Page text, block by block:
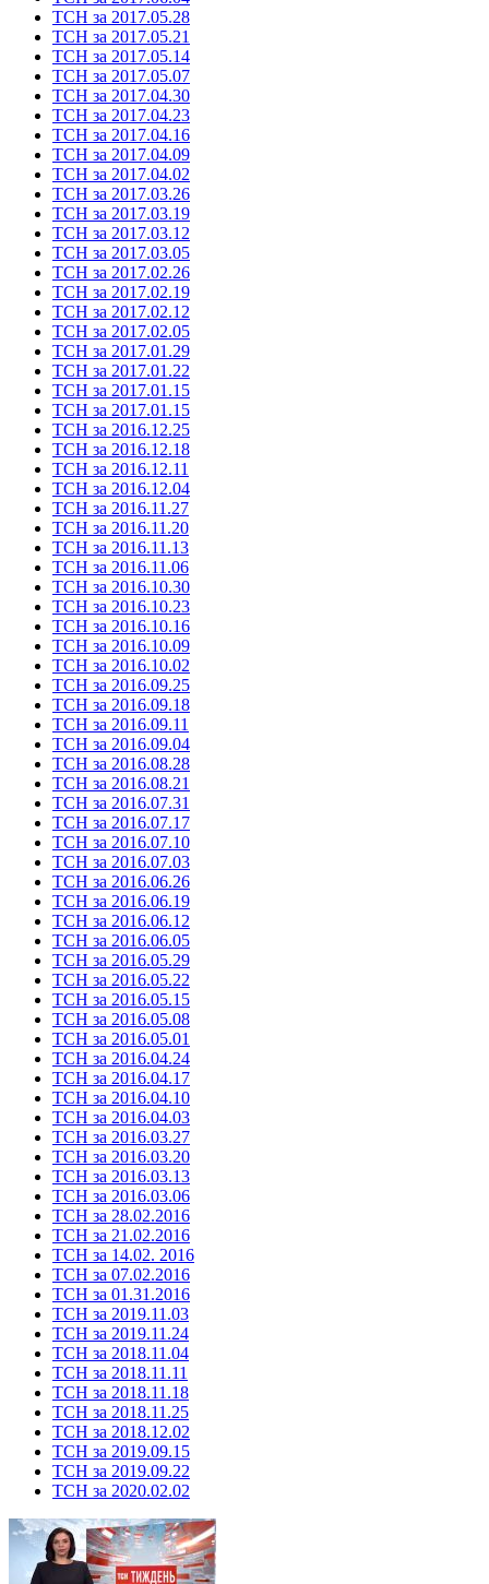
ТСН за 2017.05.28
ТСН за 2017.05.21
ТСН за 2017.05.14
ТСН за 2017.05.07
ТСН за 2017.04.30
ТСН за 2017.04.23
ТСН за 2017.04.16
ТСН за 2017.04.09
ТСН за 2017.04.02
ТСН за 2017.03.26
ТСН за 2017.03.19
ТСН за 2017.03.12
ТСН за 2017.03.05
ТСН за 2017.02.26
ТСН за 2017.02.19
ТСН за 2017.02.12
ТСН за 2017.02.05
ТСН за 2017.01.29
ТСН за 2017.01.22
ТСН за 2017.01.15
ТСН за 2017.01.15
ТСН за 2016.12.25
ТСН за 2016.12.18
ТСН за 2016.12.11
ТСН за 2016.12.04
ТСН за 2016.11.27
ТСН за 2016.11.20
ТСН за 2016.11.13
ТСН за 2016.11.06
ТСН за 2016.10.30
ТСН за 2016.10.23
ТСН за 2016.10.16
ТСН за 2016.10.09
ТСН за 2016.10.02
ТСН за 2016.09.25
ТСН за 2016.09.18
ТСН за 2016.09.11
ТСН за 2016.09.04
ТСН за 2016.08.28
ТСН за 2016.08.21
ТСН за 2016.07.31
ТСН за 2016.07.17
ТСН за 2016.07.10
ТСН за 2016.07.03
ТСН за 2016.06.26
ТСН за 2016.06.19
ТСН за 2016.06.12
ТСН за 2016.06.05
ТСН за 2016.05.29
ТСН за 2016.05.22
ТСН за 2016.05.15
ТСН за 2016.05.08
ТСН за 2016.05.01
ТСН за 2016.04.24
ТСН за 2016.04.17
ТСН за 2016.04.10
ТСН за 2016.04.03
ТСН за 2016.03.27
ТСН за 2016.03.20
ТСН за 2016.03.13
ТСН за 2016.03.06
ТСН за 28.02.2016
ТСН за 21.02.2016
ТСН за 14.02. 2016
ТСН за 07.02.2016
ТСН за 01.31.2016
ТСН за 2019.11.03
ТСН за 2019.11.24
ТСН за 2018.11.04
ТСН за 2018.11.11
ТСН за 2018.11.18
ТСН за 2018.11.25
ТСН за 2018.12.02
ТСН за 2019.09.15
ТСН за 2019.09.22
ТСН за 2020.02.02